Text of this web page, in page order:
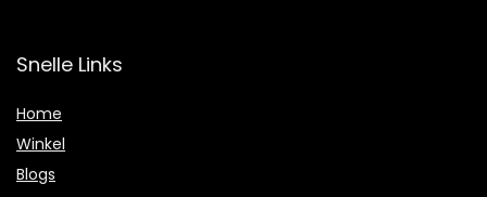
Snelle Links
Home
Winkel
Blogs